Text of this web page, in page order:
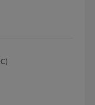
C)